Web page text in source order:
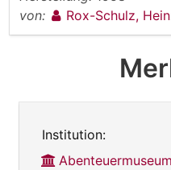
von:
Rox-Schulz,
Institution: